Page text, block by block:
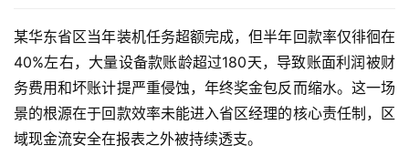
某华东省区当年装机任务超额完成，但半年回款率仅徘徊在
40%左右，大量设备款账龄超过180天，导致账面利润被财
务费用和坏账计提严重侵蚀，年终奖金包反而缩水。这一场
景的根源在于回款效率未能进入省区经理的核心责任制，区
域现金流安全在报表之外被持续透支。